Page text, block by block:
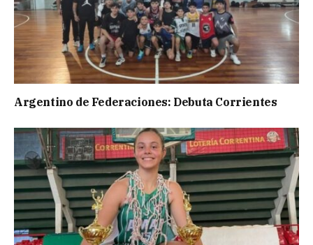
Argentino de Federaciones: Debuta Corrientes